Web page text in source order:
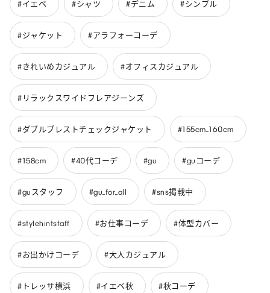
#イエベ #シャツ #デニム #シンプル
#ジャケット #アラフォーコーデ
#きれいめカジュアル #オフィスカジュアル
#リラックスワイドフレアジーンズ
#ダブルブレストチェックジャケット #155cm_160cm
#158cm #40代コーデ #gu #guコーデ
#guスタッフ #gu_for_all #sns掲載中
#stylehintstaff #お仕事コーデ #体型カバー
#お出かけコーデ #大人カジュアル
#トレッサ横浜 #イエベ秋 #秋コーデ